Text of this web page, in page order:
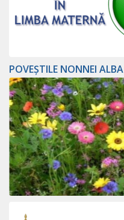
POVEȘTILE NONNEI ALBA